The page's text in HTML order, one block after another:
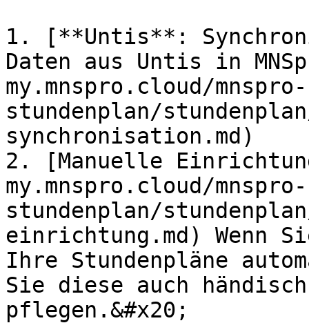
1. [**Untis**:
Daten aus Untis in
my.mnspro.cloud/
stundenplan/
synchronisation.md)
2. [Manuelle
my.mnspro.cloud/
stundenplan/
einrichtung.md) Wenn
Ihre Stundenpläne
Sie diese auch
pflegen.&#x20;